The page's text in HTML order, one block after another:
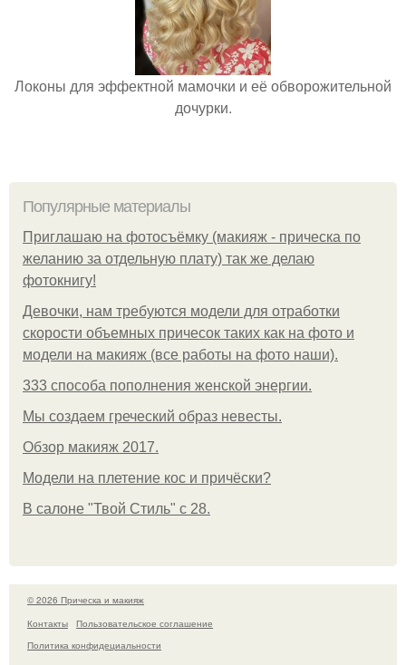
Локоны для эффектной мамочки и её обворожительной
дочурки.
Популярные материалы
Приглашаю на фотосъёмку (макияж - прическа по
желанию за отдельную плату) так же делаю
фотокнигу!
Девочки, нам требуются модели для отработки
скорости объемных причесок таких как на фото и
модели на макияж (все работы на фото наши).
333 способа пополнения женской энергии.
Мы создаем греческий образ невесты.
Обзор макияж 2017.
Модели на плетение кос и причёски?
В салоне "Твой Стиль" с 28.
© 2026 Прическа и макияж
Контакты
Пользовательское соглашение
Политика конфидециальности